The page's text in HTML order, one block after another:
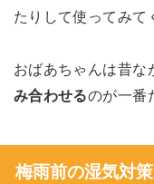
たりして使ってみて
おばあちゃんは昔な
み合わせるのが一番
梅雨前の湿気対